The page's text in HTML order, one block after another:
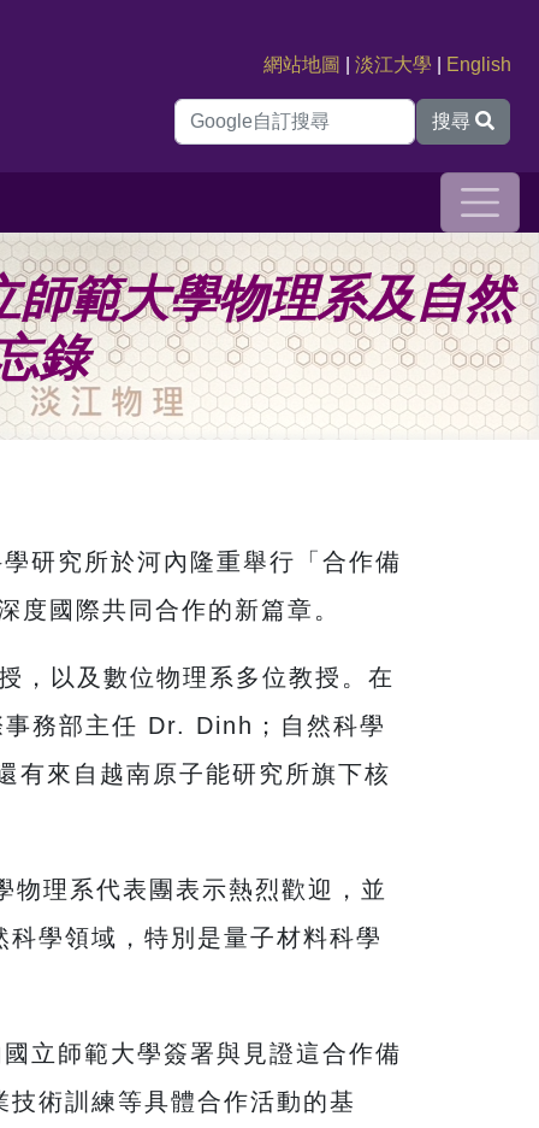
網站地圖 |淡江大學 English
搜尋
範大學物理系及自然
錄
研究所於河內隆重舉行「合作備
度國際共同合作的新篇章。
，以及數位物理系多位教授。在
務部主任 Dr. Dinh；自然科學
來自越南原子能研究所旗下核
理系代表團表示熱烈歡迎，並
學領域，特別是量子材料科學
立師範大學簽署與見證這合作備
術訓練等具體合作活動的基